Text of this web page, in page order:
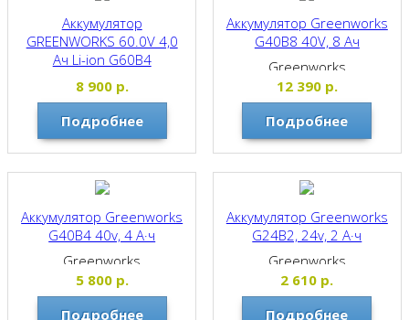
Аккумулятор
GREENWORKS 60.0V 4,0
Ач Li-ion G60B4
Greenworks
8 900р.
Подробнее
Аккумулятор Greenworks
G40B8 40V, 8 Ач
Greenworks
12 390р.
Подробнее
Аккумулятор Greenworks
G40B4 40v, 4 А·ч
Greenworks
5 800р.
Подробнее
Аккумулятор Greenworks
G24B2, 24v, 2 А·ч
Greenworks
2 610 р.
Подробнее